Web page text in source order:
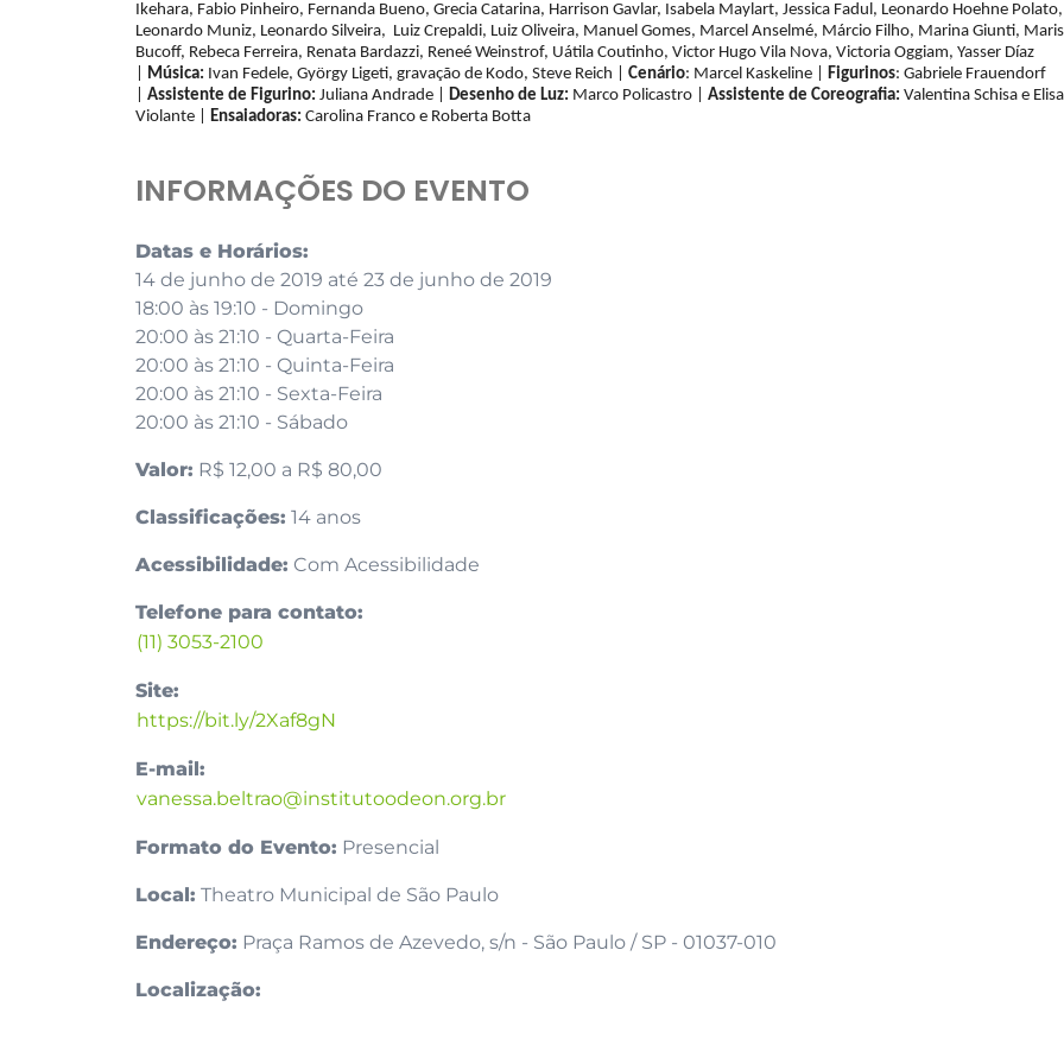
Ikehara, Fabio Pinheiro, Fernanda Bueno, Grecia Catarina, Harrison Gavlar, Isabela Maylart, Jessica Fadul, Leonardo Hoehne Polato,
Leonardo Muniz, Leonardo Silveira, Luiz Crepaldi, Luiz Oliveira, Manuel Gomes, Marcel Anselmé, Márcio Filho, Marina Giunti,
Bucoff, Rebeca Ferreira, Renata Bardazzi, Reneé Weinstrof, Uátila Coutinho, Victor Hugo Vila Nova, Victoria Oggiam, Yasser Díaz
Música: Ivan Fedele, György Ligeti, gravação de Kodo, Steve Reich | Cenário: Marcel Kaskeline | Figurinos: Gabriele Frauendorf
Assistente de Figurino: Juliana Andrade | Desenho de Luz: Marco Policastro | Assistente de Coreografia: Valentina Schisa e
Violante |
Ensaiadoras: Carolina Franco e Roberta Botta
INFORMAÇÕES DO EVENTO
Datas e Horários:
14 de junho de 2019 até 23 de junho de 2019
18:00 às 19:10 - Domingo
20:00 às 21:10 - Quarta-Feira
20:00 às 21:10 - Quinta-Feira
20:00 às 21:10 - Sexta-Feira
20:00 às 21:10 - Sábado
Valor: R$ 12,00 a R$ 80,00
Classificações: 14 anos
Acessibilidade: Com Acessibilidade
Telefone para contato:
(11) 3053-2100
Site:
https://bit.ly/2Xaf8gN
E-mail:
vanessa.beltrao@institutoodeon.org.br
Formato do Evento: Presencial
Local: Theatro Municipal de São Paulo
Endereço: Praça Ramos de Azevedo, s/n - São Paulo / SP - 01037-010
Localização: